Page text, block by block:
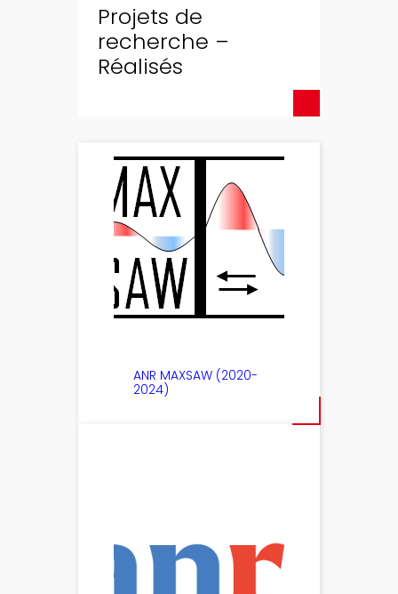
Projets de
recherche –
Réalisés
ANR MAXSAW (2020-
2024)